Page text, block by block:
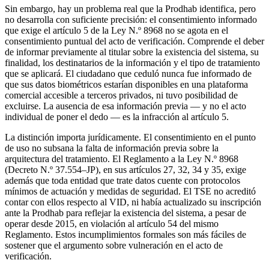
Sin embargo, hay un problema real que la Prodhab identifica, pero
no desarrolla con suficiente precisión: el consentimiento informado
que exige el artículo 5 de la Ley N.º 8968 no se agota en el
consentimiento puntual del acto de verificación. Comprende el deber
de informar previamente al titular sobre la existencia del sistema, su
finalidad, los destinatarios de la información y el tipo de tratamiento
que se aplicará. El ciudadano que ceduló nunca fue informado de
que sus datos biométricos estarían disponibles en una plataforma
comercial accesible a terceros privados, ni tuvo posibilidad de
excluirse. La ausencia de esa información previa — y no el acto
individual de poner el dedo — es la infracción al artículo 5.
La distinción importa jurídicamente. El consentimiento en el punto
de uso no subsana la falta de información previa sobre la
arquitectura del tratamiento. El Reglamento a la Ley N.º 8968
(Decreto N.º 37.554–JP), en sus artículos 27, 32, 34 y 35, exige
además que toda entidad que trate datos cuente con protocolos
mínimos de actuación y medidas de seguridad. El TSE no acreditó
contar con ellos respecto al VID, ni había actualizado su inscripción
ante la Prodhab para reflejar la existencia del sistema, a pesar de
operar desde 2015, en violación al artículo 54 del mismo
Reglamento. Estos incumplimientos formales son más fáciles de
sostener que el argumento sobre vulneración en el acto de
verificación.